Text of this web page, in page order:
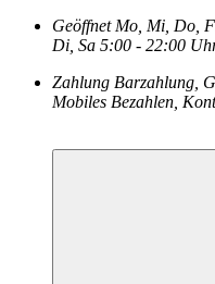
Geöffnet Mo, Mi, Do,
Di, Sa 5:00 - 22:00
Zahlung Barzahlung,
Mobiles Bezahlen,